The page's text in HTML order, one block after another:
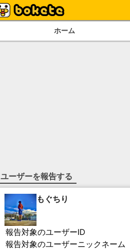
ホーム
ユーザーを報告する
もぐちり
報告対象のユーザーID
報告対象のユーザーニックネーム